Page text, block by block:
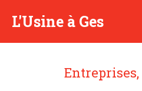
L'Usine à Ges
Entreprises,